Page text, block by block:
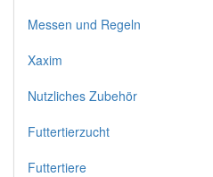
Messen und Regeln
Xaxim
Nutzliches Zubehör
Futtertierzucht
Futtertiere